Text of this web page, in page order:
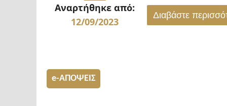
Αναρτήθηκε από:
12/09/2023
Διαβάστε
e-ΑΠΟΨΕΙΣ